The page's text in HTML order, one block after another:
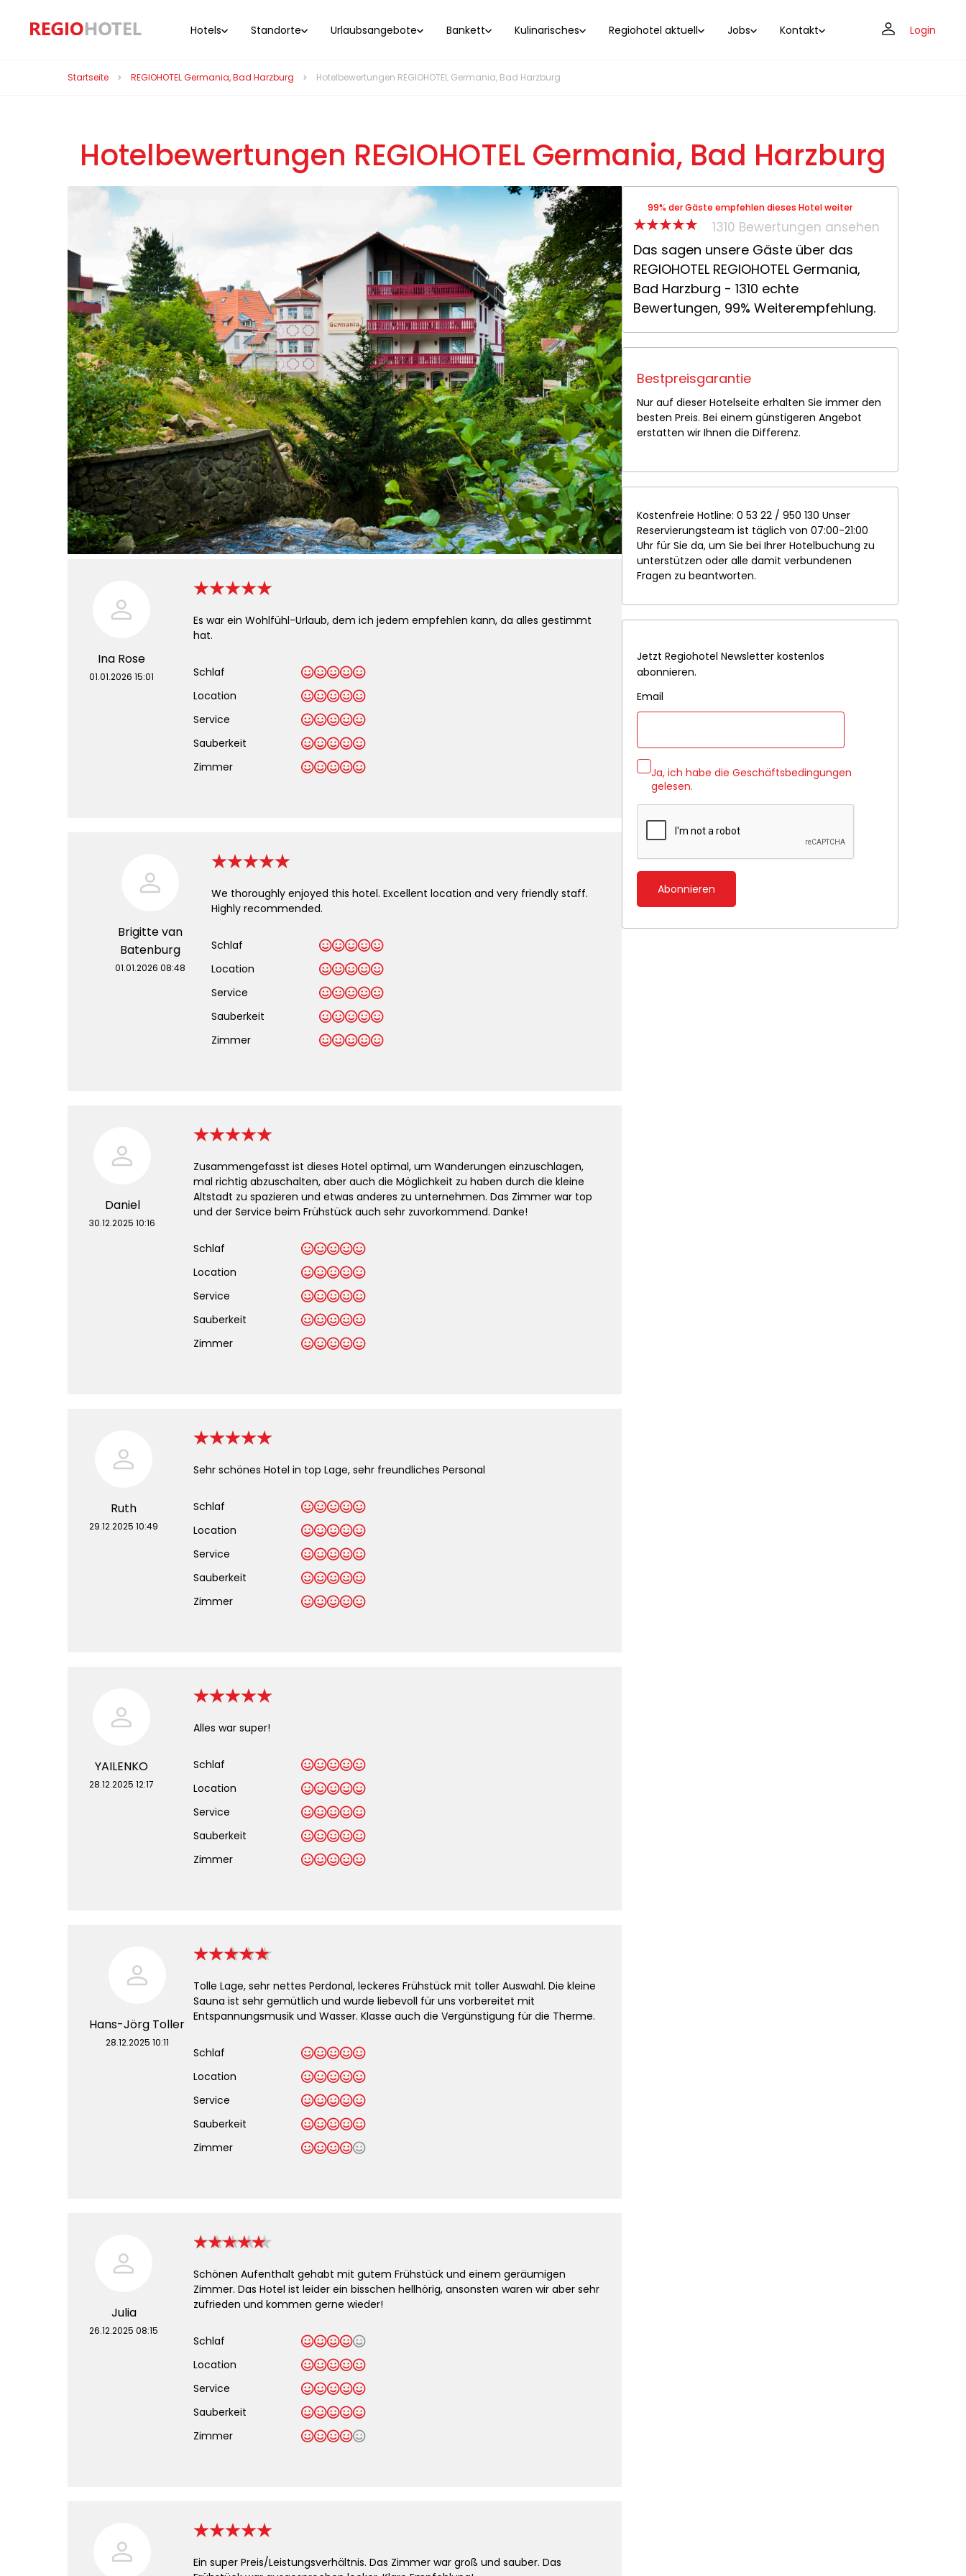
Hotels Standorte Urlaubsangebote Bankett Kulinarisches Regiohotel aktuell Jobs Kontakt Login
Startseite REGIOHOTEL Germania, Bad Harzburg Hotelbewertungen REGIOHOTEL Germania, Bad Harzburg
Hotelbewertungen REGIOHOTEL Germania, Bad Harzburg
Ina Rose
01.01.2026 15:01
Es war ein Wohlfühl-Urlaub, dem ich jedem empfehlen kann, da alles gestimmt
hat.
Schlaf
Location
Service
Sauberkeit
Zimmer
Brigitte van
Batenburg
01.01.2026 08:48
We thoroughly enjoyed this hotel. Excellent location and very friendly staff.
Highly recommended.
Schlaf
Location
Service
Sauberkeit
.
Zimmer
Daniel
30.12.2025 10:16
Zusammengefasst ist dieses Hotel optimal, um Wanderungen einzuschlagen,
mal richtig abzuschalten, aber auch die Möglichkeit zu haben durch die kleine
Altstadt zu spazieren und etwas anderes zu unternehmen. Das Zimmer war top
und der Service beim Frühstück auch sehr zuvorkommend. Danke!
Schlaf
Location
Service
Sauberkeit
Zimmer
Ruth
29.12.2025 10:49
Sehr schönes Hotel in top Lage, sehr freundliches Personal
Schlaf
Location
Service
Sauberkeit
Zimmer
YAILENKO
28.12.2025 12:17
Alles war super!
Schlaf
Location
Service
Sauberkeit
Zimmer
Hans-Jörg Toller
28.12.2025 10:11
Tolle Lage, sehr nettes Perdonal, leckeres Frühstück mit toller Auswahl. Die kleine
Sauna ist sehr gemütlich und wurde liebevoll für uns vorbereitet mit
Entspannungsmusik und Wasser. Klasse auch die Vergünstigung für die Therme.
Schlaf
Location
Service
Sauberkeit
Zimmer
Julia
26.12.2025 08:15
Schönen Aufenthalt gehabt mit gutem Frühstück und einem geräumigen
Zimmer. Das Hotel ist leider ein bisschen hellhörig, ansonsten waren wir aber sehr
zufrieden und kommen gerne wieder!
Schlaf
Location
Service
Sauberkeit
Zimmer
Ein super Preis/Leistungsverhältnis. Das Zimmer war groß und sauber. Das
99% der Gäste empfehlen dieses Hotel weiter
1310 Bewertungen ansehen
Das sagen unsere Gäste über das
REGIOHOTEL REGIOHOTEL Germania,
Bad Harzburg - 1310 echte
Bewertungen, 99% Weiterempfehlung.
Bestpreisgarantie
Nur auf dieser Hotelseite erhalten Sie immer den
besten Preis. Bei einem günstigeren Angebot
erstatten wir Ihnen die Differenz.
Kostenfreie Hotline: 0 53 22 / 950 130 Unser
Reservierungsteam ist täglich von 07:00-21:00
Uhr für Sie da, um Sie bei Ihrer Hotelbuchung zu
unterstützen oder alle damit verbundenen
Fragen zu beantworten.
Jetzt Regiohotel Newsletter kostenlos
abonnieren.
Email
Ja, ich habe die Geschäftsbedingungen
gelesen.
Abonnieren